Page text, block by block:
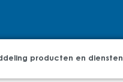
producten en diensten